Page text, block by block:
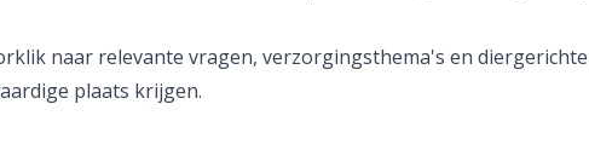
naar relevante vragen, verzorgingsthema's en
plaats krijgen.